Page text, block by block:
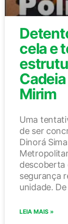
cela e
Mirim
Uma
de ser
Dinorá
descoberta
segurança
unidade.
LEIA MAIS »